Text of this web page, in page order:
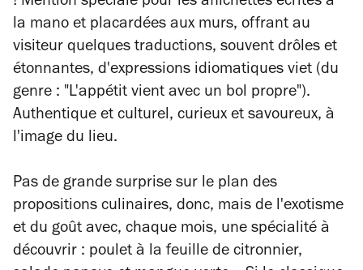
la mano et placardées aux murs, offrant au
visiteur quelques traductions, souvent drôles et
étonnantes, d'expressions idiomatiques viet (du
genre : "L'appétit vient avec un bol propre").
Authentique et culturel, curieux et savoureux, à
l'image du lieu.
Pas de grande surprise sur le plan des
propositions culinaires, donc, mais de l'exotisme
et du goût avec, chaque mois, une spécialité à
découvrir : poulet à la feuille de citronnier,